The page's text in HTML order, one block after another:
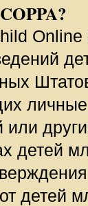
или
детей
детей